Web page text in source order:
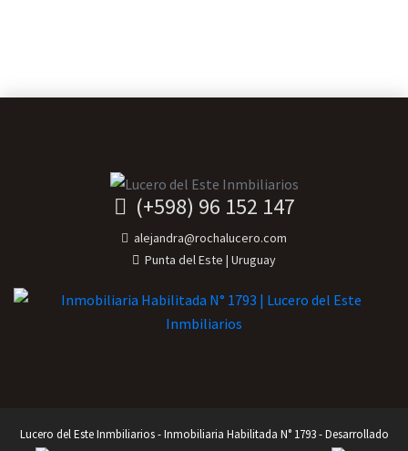
(+598) 96 152 147
alejandra@rochalucero.com
Punta del Este | Uruguay
Lucero del Este Inmbiliarios - Inmobiliaria Habilitada N° 1793 - Desarrollado